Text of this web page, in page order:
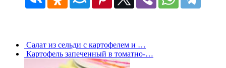
Салат из сельди с картофелем и …
Картофель запеченный в томатно-…